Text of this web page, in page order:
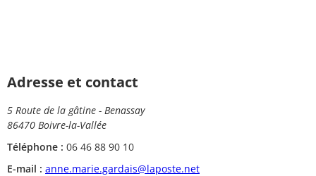
Adresse et contact
5 Route de la gâtine - Benassay
86470 Boivre-la-Vallée
Téléphone : 06 46 88 90 10
E-mail : anne.marie.gardais@laposte.net